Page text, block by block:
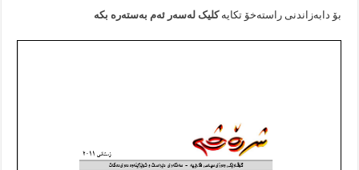
بۆ دابەزاندنی راستەخۆ تکایەکلیک لەسەر ئەم بەستەرە بکە